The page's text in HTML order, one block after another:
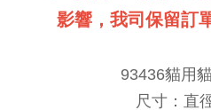
影響，我司保留訂
93436貓用
尺寸：直